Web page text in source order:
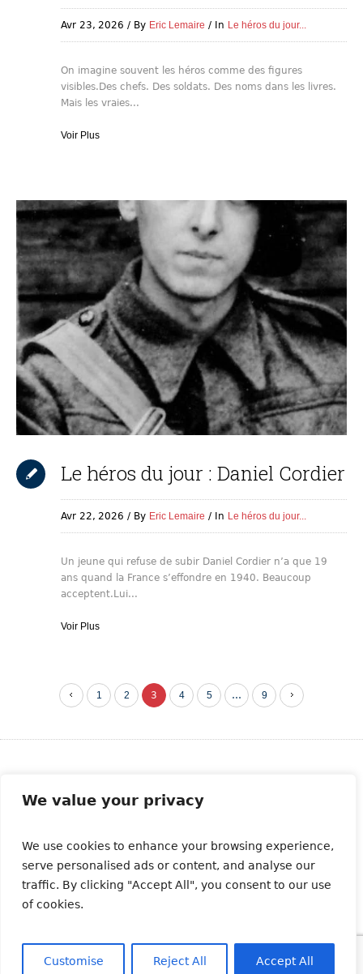
We value your privacy
We use cookies to enhance your browsing experience,
serve personalised ads or content, and analyse our
traffic. By clicking "Accept All", you consent to our use
of cookies.
Customise Reject All Accept All
Avr 23, 2026 By Eric Lemaire In Le héros du jour...
On imagine souvent les héros comme des figures
visibles.Des chefs. Des soldats. Des noms dans les livres.
Mais les vraies...
Voir Plus
Le héros du jour : Daniel Cordier
Avr 22, 2026 By Eric Lemaire In Le héros du jour...
Un jeune qui refuse de subir Daniel Cordier n’a que 19
ans quand la France s’effondre en 1940. Beaucoup
acceptent.Lui...
Voir Plus
1 2 3 4 5 … 9